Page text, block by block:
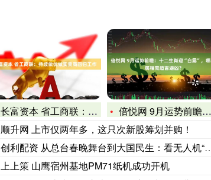
长富资本 省工商联：持续做优做实贵商回归工作
倍悦网 9月运势前瞻：十二生肖迎“白露”，哪些属相需趋吉避凶
顺升网 上市仅两年多，这只次新股筹划并购！
创利配资 从总台春晚舞台到大国民生：看无人机“国家队”如何智
上上策 山鹰宿州基地PM71纸机成功开机